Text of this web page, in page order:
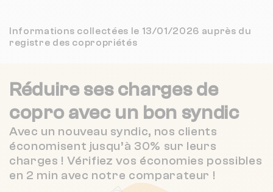
Oralia Faure Immobilier 1 km
4 / 5
(516 avis)
GROUPEMENT D'AGENCES YMMOBILIERES ALPINES
4.6 / 5
FREDERIC VALLET IMMOBILIER 1 km NC
BONJOUR IMMOBILIER 1 km
4.2 / 5
(109 avis)
Nombre de lots : 123
Chauffage individuel
Nombre de lots : 161
5 r d'alsace 38000 Grenoble
Chauffage individuel
Informations collectées le 13/01/2026 auprès du
registre des copropriétés
Réduire ses charges de
coproavec un bon syndic
Avec un nouveau syndic, nos clients
économisent jusqu’à 30% sur leurs
charges ! Vérifiez vos économies possibles
en 2 min avec notre comparateur !